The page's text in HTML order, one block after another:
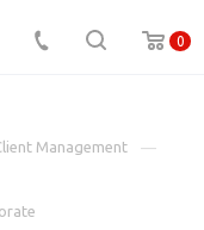
0
Management